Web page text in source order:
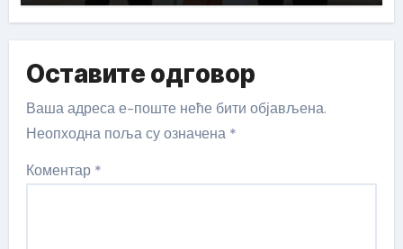
Оставите одговор
Ваша адреса е-поште неће бити објављена.
Неопходна поља су означена *
Коментар *